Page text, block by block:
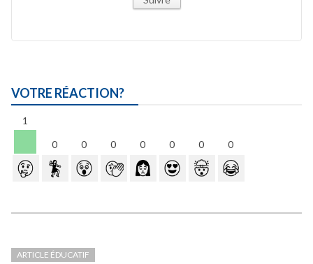
VOTRE RÉACTION?
1
0
0 0 0 0 0 0
ARTICLE ÉDUCATIF